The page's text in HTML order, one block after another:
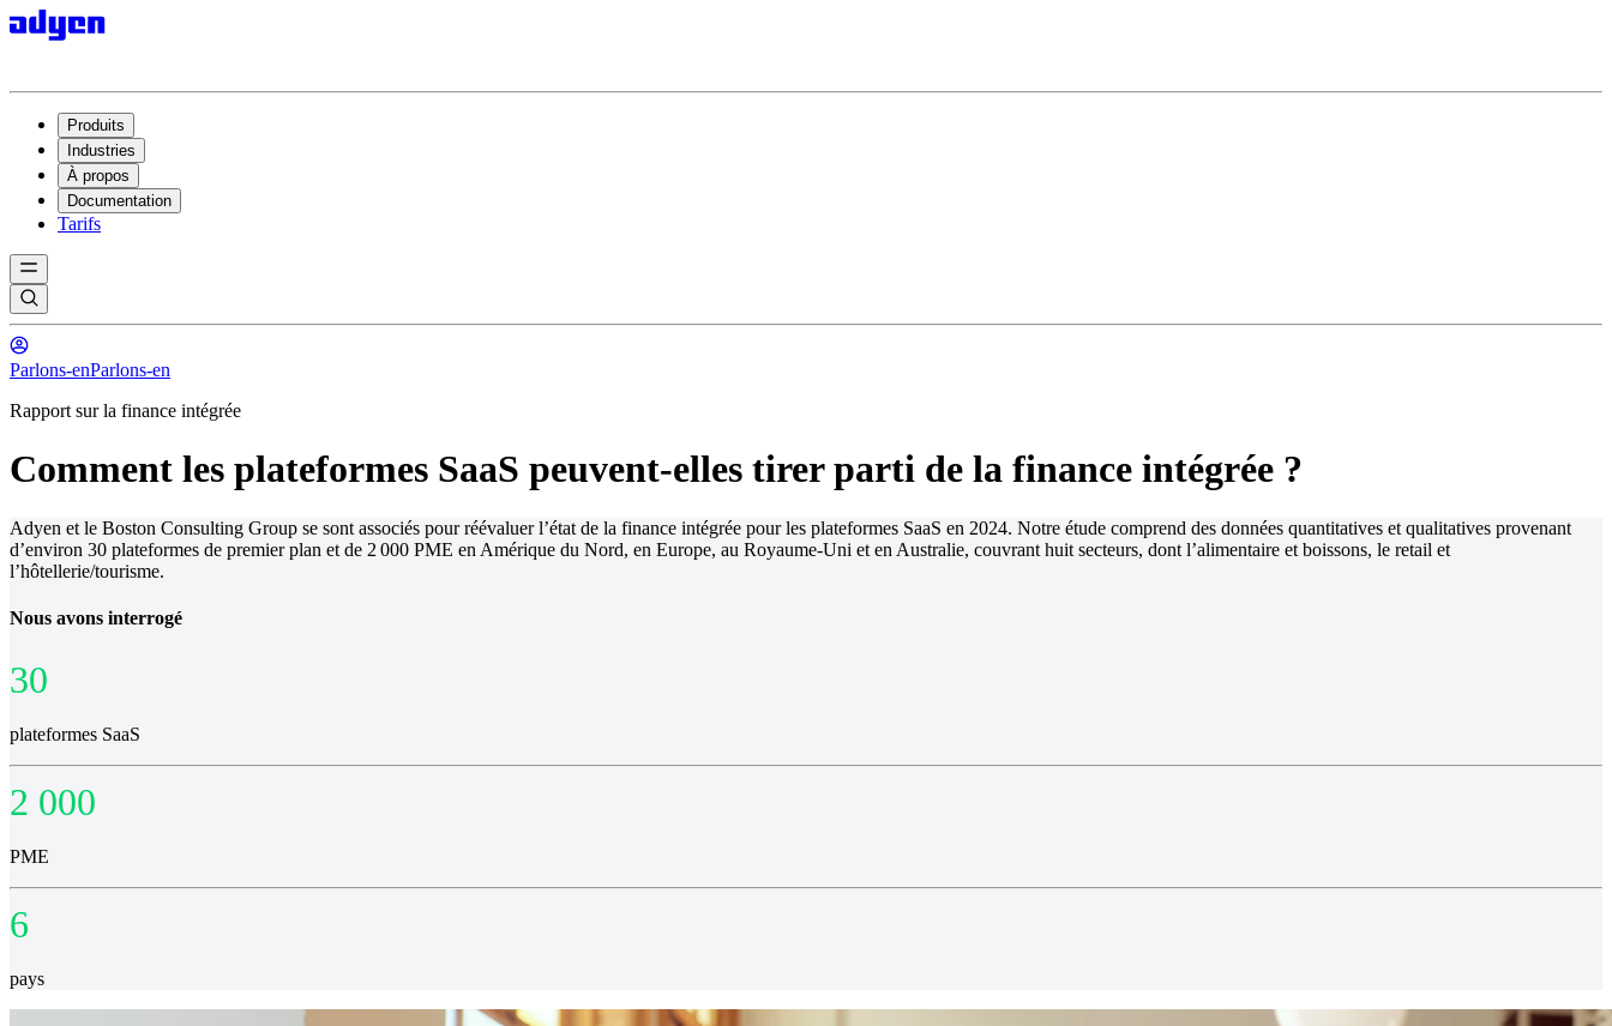
Produits
Industries
À propos
Documentation
Tarifs
Parlons-enParlons-en
Rapport sur la finance intégrée
Comment les plateformes SaaS peuvent-elles tirer parti de la finance intégrée ?
Adyen et le Boston Consulting Group se sont associés pour réévaluer l’état de la finance intégrée pour les plateformes SaaS en 2024. Notre étude comprend des données quantitatives et qualitatives provenant
d’environ 30 plateformes de premier plan et de 2 000 PME en Amérique du Nord, en Europe, au Royaume-Uni et en Australie, couvrant huit secteurs, dont l’alimentaire et boissons, le retail et
l’hôtellerie/tourisme.
Nous avons interrogé
30
plateformes SaaS
2 000
PME
6
pays